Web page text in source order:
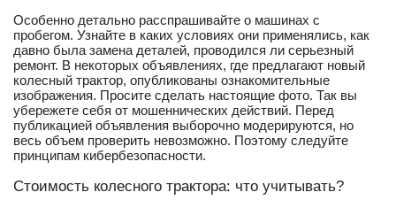
Особенно детально расспрашивайте о машинах с
пробегом. Узнайте в каких условиях они применялись, как
давно была замена деталей, проводился ли серьезный
ремонт. В некоторых объявлениях, где предлагают новый
колесный трактор, опубликованы ознакомительные
изображения. Просите сделать настоящие фото. Так вы
убережете себя от мошеннических действий. Перед
публикацией объявления выборочно модерируются, но
весь объем проверить невозможно. Поэтому следуйте
принципам кибербезопасности.
Стоимость колесного трактора: что учитывать?